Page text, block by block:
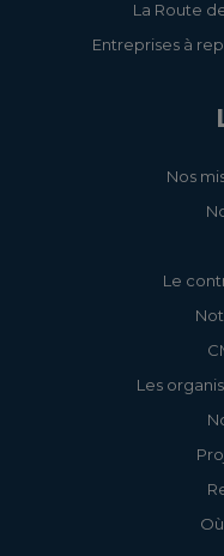
La Route
Entreprises à
Nos
Le
Les